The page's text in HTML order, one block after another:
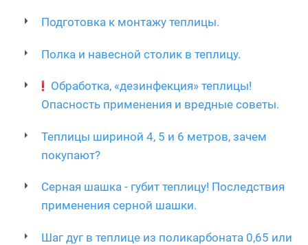
Подготовка к монтажу теплицы.
Полка и навесной столик в теплицу.
Обработка, «дезинфекция» теплицы!
Опасность применения и вредные советы.
Теплицы шириной 4, 5 и 6 метров, зачем
покупают?
Серная шашка - губит теплицу! Последствия
применения серной шашки.
Шаг дуг в теплице из поликарбоната 0,65 или